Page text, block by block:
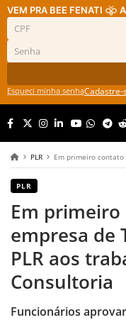
VEM PRA BEE FENATI
Esqueci minha senhaCadastre-
PLR Em primeiro contato com
PLR
Em
empresa de
PLR aos
Consultoria
Funcionários